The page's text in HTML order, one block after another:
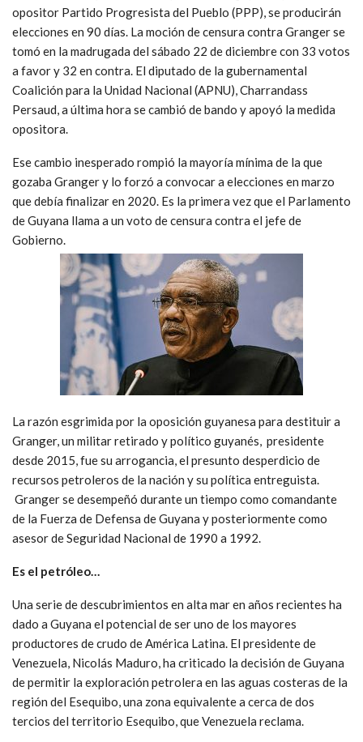
opositor Partido Progresista del Pueblo (PPP), se producirán
elecciones en 90 días. La moción de censura contra Granger se
tomó en la madrugada del sábado 22 de diciembre con 33 votos
a favor y 32 en contra. El diputado de la gubernamental
Coalición para la Unidad Nacional (APNU), Charrandass
Persaud, a última hora se cambió de bando y apoyó la medida
opositora.
Ese cambio inesperado rompió la mayoría mínima de la que
gozaba Granger y lo forzó a convocar a elecciones en marzo
que debía finalizar en 2020. Es la primera vez que el Parlamento
de Guyana llama a un voto de censura contra el jefe de
Gobierno.
La razón esgrimida por la oposición guyanesa para destituir a
Granger, un militar retirado​ y político guyanés, presidente
desde 2015, fue su arrogancia, el presunto desperdicio de
recursos petroleros de la nación y su política entreguista.
Granger se desempeñó durante un tiempo como comandante
de la Fuerza de Defensa de Guyana y posteriormente como
asesor de Seguridad Nacional de 1990 a 1992.
Es el petróleo…
Una serie de descubrimientos en alta mar en años recientes ha
dado a Guyana el potencial de ser uno de los mayores
productores de crudo de América Latina. El presidente de
Venezuela, Nicolás Maduro, ha criticado la decisión de Guyana
de permitir la exploración petrolera en las aguas costeras de la
región del Esequibo, una zona equivalente a cerca de dos
tercios del territorio Esequibo, que Venezuela reclama.